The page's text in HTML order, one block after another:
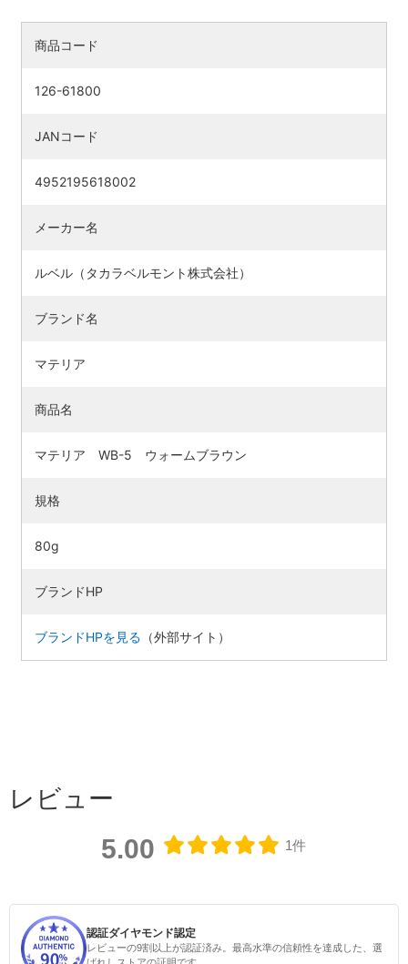
商品コード
126-61800
JANコード
4952195618002
メーカー名
ルベル（タカラベルモント株式会社）
ブランド名
マテリア
商品名
マテリア WB-5 ウォームブラウン
規格
80g
ブランドHP
ブランドHPを見る （外部サイト）
レビュー
5.00 1件
認証ダイヤモンド認定
レビューの9割以上が認証済み。最高水準の信頼性を達成した、選